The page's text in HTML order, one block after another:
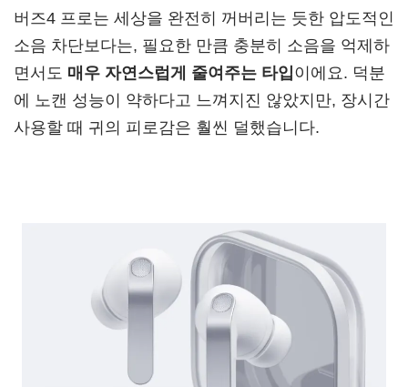
버즈4 프로는 세상을 완전히 꺼버리는 듯한 압도적인
소음 차단보다는, 필요한 만큼 충분히 소음을 억제하
면서도 매우 자연스럽게 줄여주는 타입이에요. 덕분
에 노캔 성능이 약하다고 느껴지진 않았지만, 장시간
사용할 때 귀의 피로감은 훨씬 덜했습니다.